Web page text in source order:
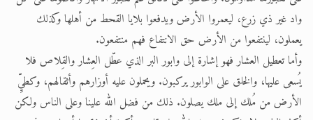
واد غير ذي زرع، ليعمروا الأرض ويدفعوا بلايا القحط من أهلها وكذلك
يعملون، لينتفعوا من الأرض حق الانتفاع فهم منتفعون.
وأما تعطيل العشار فهو إشارة إلى وابور البر الذي عطّل العِشار والقِلاص فلا
يُسعى عليها، والخلق على الوابور يركبون. ويحملون عليه أوزارهم وأثقالهم، وكطيِّ
الأرض من مُلك إلى ملك يصلون. ذلك من فضل الله علينا وعلى الناس ولكن